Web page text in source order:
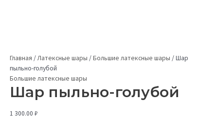
Главная /Латексные шары /Большие латексные шары /Шар
пыльно-голубой
Большие латексные шары
Шар пыльно-голубой
1 300.00 ₽